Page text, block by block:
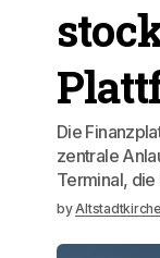
Die
zentrale
Terminal,
byAltstadtkirche